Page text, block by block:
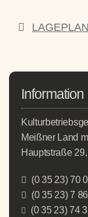
Information
Meißner Land
Hauptstraße
(0 35 23) 70
(0 35 23) 7
(0 35 23) 74